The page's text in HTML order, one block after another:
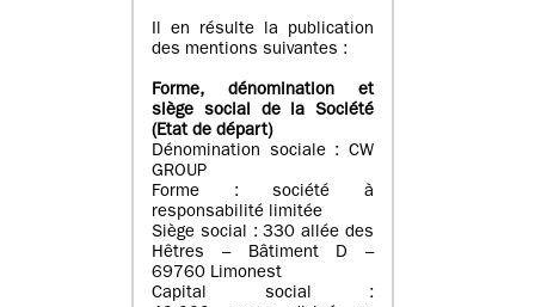
Il en résulte la publication
des mentions suivantes :
Forme, dénomination et
siège social de la Société
(Etatde départ)
Dénomination sociale : CW
GROUP
Forme : société à
responsabilité limitée
Siège social : 330 allée des
Hêtres – Bâtiment D –
69760 Limonest
Capital social :